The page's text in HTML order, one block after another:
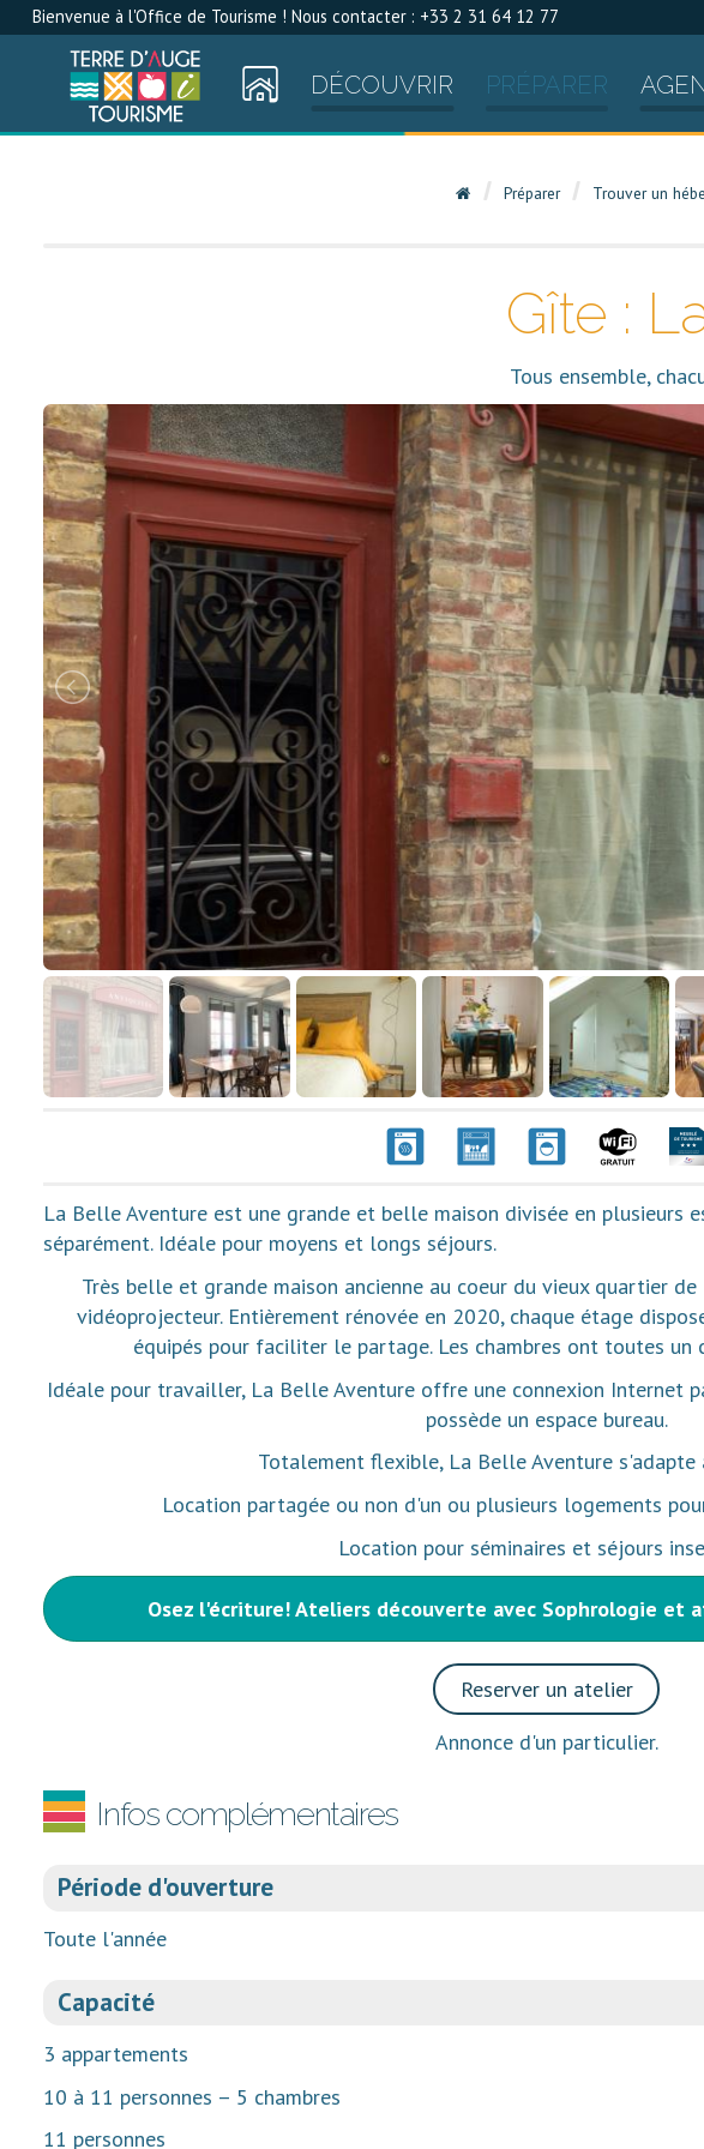
Bienvenue à l'Office de Tourisme ! Nous contacter : +33 2 31 64 12 77
DÉCOUVRIR PRÉPARER
Préparer Trouver un
Gîte :
Tous ensemble,
La Belle Aventure est une grande et belle maison divisée en plusieurs
séparément. Idéale pour moyens et longs séjours.
Très belle et grande maison ancienne au coeur du vieux quartier de
vidéoprojecteur. Entièrement rénovée en 2020, chaque étage
équipés pour faciliter le partage. Les chambres ont toutes un
Idéale pour travailler, La Belle Aventure offre une connexion Internet
possède un espace bureau.
Totalement flexible, La Belle Aventure s'adapte
Location partagée ou non d'un ou plusieurs logements
Location pour séminaires et séjours
Osez l'écriture! Ateliers découverte avec Sophrologie et
Reserver un atelier
Annonce d'un particulier.
Infos complémentaires
Période d'ouverture
Toute l'année
Capacité
3 appartements
10 à 11 personnes – 5 chambres
11 personnes